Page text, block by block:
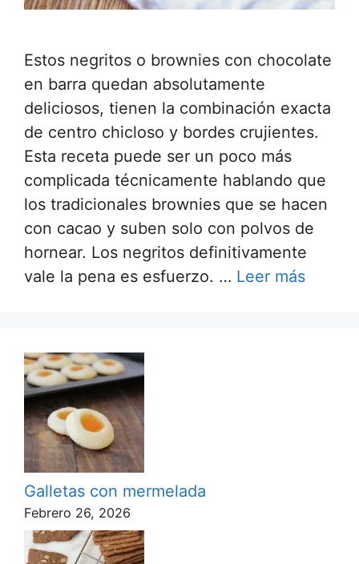
Estos negritos o brownies con chocolate
en barra quedan absolutamente
deliciosos, tienen la combinación exacta
de centro chicloso y bordes crujientes.
Esta receta puede ser un poco más
complicada técnicamente hablando que
los tradicionales brownies que se hacen
con cacao y suben solo con polvos de
hornear. Los negritos definitivamente
vale la pena es esfuerzo. … Leer más
Galletas con mermelada
Febrero 26, 2026